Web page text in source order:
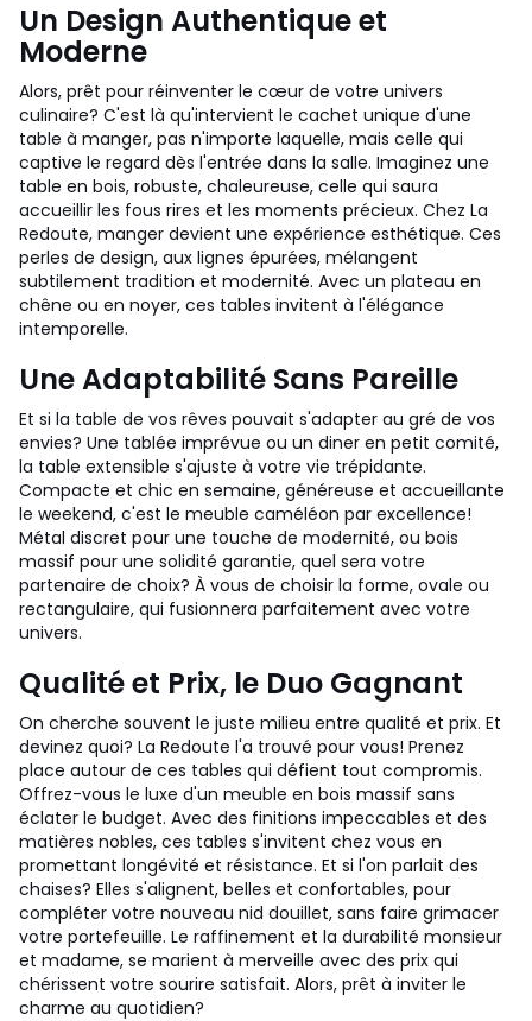
Un Design Authentique et
Moderne
Alors, prêt pour réinventer le cœur de votre univers
culinaire? C'est là qu'intervient le cachet unique d'une
table à manger, pas n'importe laquelle, mais celle qui
captive le regard dès l'entrée dans la salle. Imaginez une
table en bois, robuste, chaleureuse, celle qui saura
accueillir les fous rires et les moments précieux. Chez La
Redoute, manger devient une expérience esthétique. Ces
perles de design, aux lignes épurées, mélangent
subtilement tradition et modernité. Avec un plateau en
chêne ou en noyer, ces tables invitent à l'élégance
intemporelle.
Une Adaptabilité Sans Pareille
Et si la table de vos rêves pouvait s'adapter au gré de vos
envies? Une tablée imprévue ou un diner en petit comité,
la table extensible s'ajuste à votre vie trépidante.
Compacte et chic en semaine, généreuse et accueillante
le weekend, c'est le meuble caméléon par excellence!
Métal discret pour une touche de modernité, ou bois
massif pour une solidité garantie, quel sera votre
partenaire de choix? À vous de choisir la forme, ovale ou
rectangulaire, qui fusionnera parfaitement avec votre
univers.
Qualité et Prix, le Duo Gagnant
On cherche souvent le juste milieu entre qualité et prix. Et
devinez quoi? La Redoute l'a trouvé pour vous! Prenez
place autour de ces tables qui défient tout compromis.
Offrez-vous le luxe d'un meuble en bois massif sans
éclater le budget. Avec des finitions impeccables et des
matières nobles, ces tables s'invitent chez vous en
promettant longévité et résistance. Et si l'on parlait des
chaises? Elles s'alignent, belles et confortables, pour
compléter votre nouveau nid douillet, sans faire grimacer
votre portefeuille. Le raffinement et la durabilité monsieur
et madame, se marient à merveille avec des prix qui
chérissent votre sourire satisfait. Alors, prêt à inviter le
charme au quotidien?